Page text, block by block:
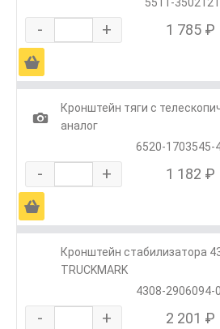
5511-3502121
- + 1 785 ₽
Ä
1
Кронштейн тяги с
аналог
6520-1703545-
- + 1 182 ₽
Ä
Кронштейн стабилизатора
TRUCKMARK
4308-2906094-
- + 2 201 ₽